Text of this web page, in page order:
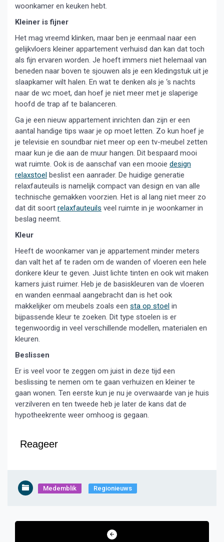
woonkamer en keuken hebt.
Kleiner is fijner
Het mag vreemd klinken, maar ben je eenmaal naar een
gelijkvloers kleiner appartement verhuisd dan kan dat toch
als fijn ervaren worden. Je hoeft immers niet helemaal van
beneden naar boven te sjouwen als je een kledingstuk uit je
slaapkamer wilt halen. En wat te denken als je ‘s nachts
naar de wc moet, dan hoef je niet meer met je slaperige
hoofd de trap af te balanceren.
Ga je een nieuw appartement inrichten dan zijn er een
aantal handige tips waar je op moet letten. Zo kun hoef je
je televisie en soundbar niet meer op een tv-meubel zetten
maar kun je die aan de muur hangen. Dit bespaard mooi
wat ruimte. Ook is de aanschaf van een mooie design
relaxstoel beslist een aanrader. De huidige generatie
relaxfauteuils is namelijk compact van design en van alle
technische gemakken voorzien. Het is al lang niet meer zo
dat dit soort relaxfauteuils veel ruimte in je woonkamer in
beslag neemt.
Kleur
Heeft de woonkamer van je appartement minder meters
dan valt het af te raden om de wanden of vloeren een hele
donkere kleur te geven. Juist lichte tinten en ook wit maken
kamers juist ruimer. Heb je de basiskleuren van de vloeren
en wanden eenmaal aangebracht dan is het ook
makkelijker om meubels zoals een sta op stoel in
bijpassende kleur te zoeken. Dit type stoelen is er
tegenwoordig in veel verschillende modellen, materialen en
kleuren.
Beslissen
Er is veel voor te zeggen om juist in deze tijd een
beslissing te nemen om te gaan verhuizen en kleiner te
gaan wonen. Ten eerste kun je nu je overwaarde van je huis
verzilveren en ten tweede heb je later de kans dat de
hypotheekrente weer omhoog is gegaan.
Reageer
Medemblik Regionieuws
Bericht